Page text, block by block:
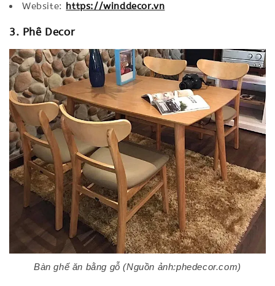
Website: https://winddecor.vn
3. Phê Decor
Bàn ghế ăn bằng gỗ (Nguồn ảnh:phedecor.com)